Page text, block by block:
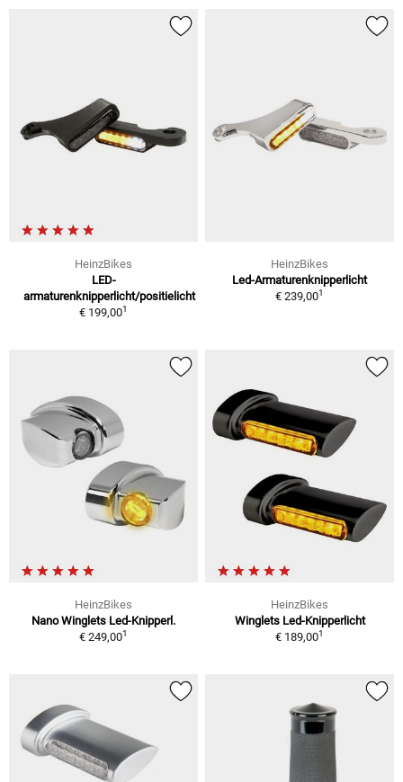
HeinzBikes
LED-
armaturenknipperlicht/positielicht
€ 199,001
HeinzBikes
Led-Armaturenknipperlicht
€ 239,001
HeinzBikes
Nano Winglets Led-Knipperl.
€ 249,001
HeinzBikes
Winglets Led-Knipperlicht
€ 189,001